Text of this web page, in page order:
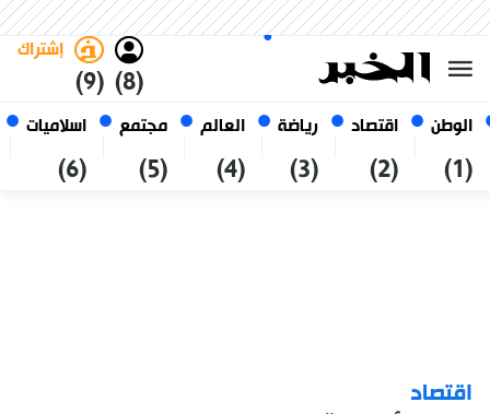
الوطن
(1)
اقتصاد
(2)
رياضة
(3)
العالم
(4)
مجتمع
(5)
اسلاميات
(6)
(8)
إشتراك
(9)
07 أغسطس 2026
الجزائر
اقتصاد